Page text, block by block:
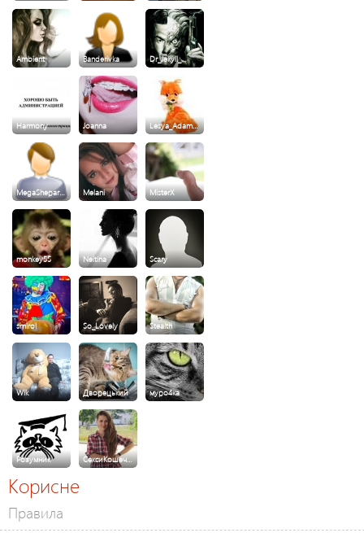
Ambient Banderivka Dr_Jekyll_…
Harmony Joanna Lesya_Adam…
MegaShepar… Melani MisterX
monkey55 Neitina Scary
smirol So_Lovely Stealth
Wik Дворецький муро4ка
Розумник СексиКошеч…
Корисне
Правила